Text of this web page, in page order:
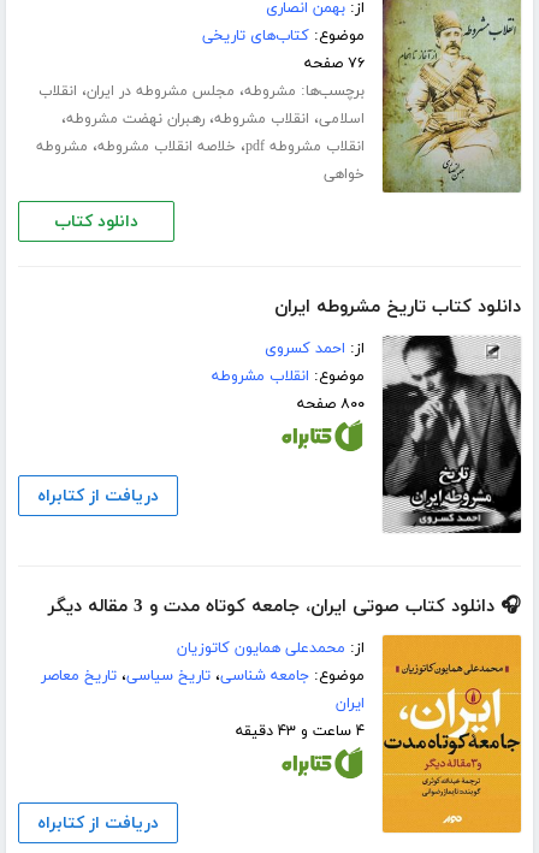
از:بهمن انصاری
موضوع:کتاب‌های تاریخی
۷۶ صفحه
برچسب‌ها: مشروطه، مجلس مشروطه در ایران، انقلاب
اسلامی، انقلاب مشروطه،رهبران نهضت مشروطه،
انقلاب مشروطه pdf ، خلاصه انقلاب مشروطه، مشروطه
خواهی
دانلود کتاب
دانلود کتاب تاریخ مشروطه ایران
از: احمد کسروی
موضوع: انقلاب مشروطه
۸۰۰ صفحه
دریافت از کتابراه
🎧 دانلود کتاب صوتی ایران، جامعه کوتاه مدت و 3 مقاله دیگر
از: محمدعلی همایون کاتوزیان
موضوع:جامعه شناسی،تاریخ سیاسی،تاریخ معاصر
ایران
۴ ساعت و ۴۳ دقیقه
دریافت از کتابراه